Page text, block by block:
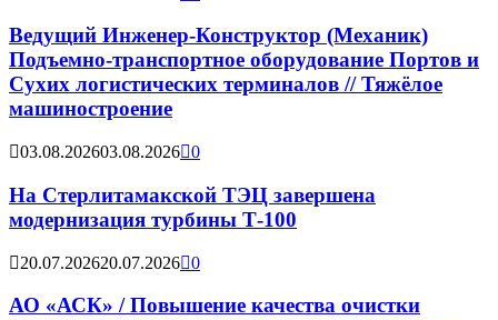
Ведущий Инженер-Конструктор (Механик)
Подъемно-транспортное оборудование Портов и
Сухих логистических терминалов // Тяжёлое
машиностроение
03.08.202603.08.2026 0
На Стерлитамакской ТЭЦ завершена
модернизация турбины Т-100
20.07.202620.07.2026 0
АО «АСК» / Повышение качества очистки